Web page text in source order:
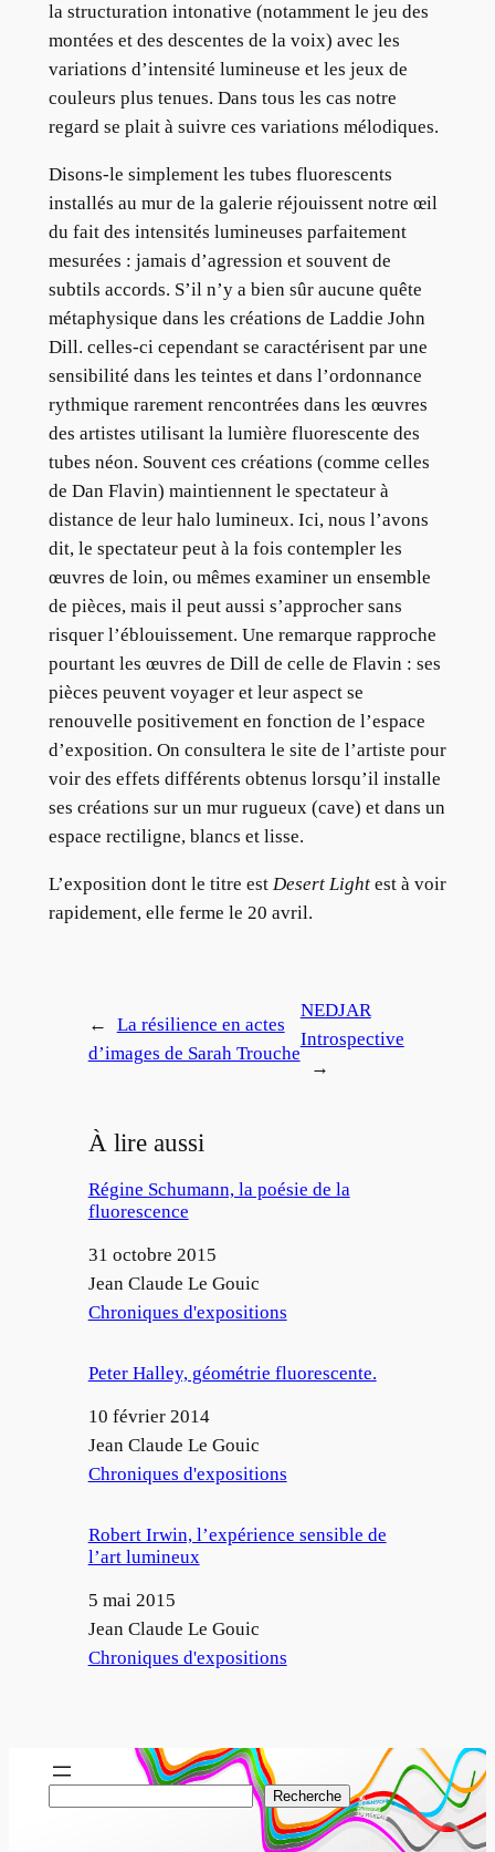
la structuration intonative (notamment le jeu des
montées et des descentes de la voix) avec les
variations d’intensité lumineuse et les jeux de
couleurs plus tenues. Dans tous les cas notre
regard se plait à suivre ces variations mélodiques.
Disons-le simplement les tubes fluorescents
installés au mur de la galerie réjouissent notre œil
du fait des intensités lumineuses parfaitement
mesurées : jamais d’agression et souvent de
subtils accords. S’il n’y a bien sûr aucune quête
métaphysique dans les créations de Laddie John
Dill. celles-ci cependant se caractérisent par une
sensibilité dans les teintes et dans l’ordonnance
rythmique rarement rencontrées dans les œuvres
des artistes utilisant la lumière fluorescente des
tubes néon. Souvent ces créations (comme celles
de Dan Flavin) maintiennent le spectateur à
distance de leur halo lumineux. Ici, nous l’avons
dit, le spectateur peut à la fois contempler les
œuvres de loin, ou mêmes examiner un ensemble
de pièces, mais il peut aussi s’approcher sans
risquer l’éblouissement. Une remarque rapproche
pourtant les œuvres de Dill de celle de Flavin : ses
pièces peuvent voyager et leur aspect se
renouvelle positivement en fonction de l’espace
d’exposition. On consultera le site de l’artiste pour
voir des effets différents obtenus lorsqu’il installe
ses créations sur un mur rugueux (cave) et dans un
espace rectiligne, blancs et lisse.
L’exposition dont le titre est Desert Lightest à voir
rapidement, elle ferme le 20 avril.
←
La résilience en actes
d’images de Sarah Trouche
NEDJAR
Introspective
→
À lire aussi
Régine Schumann, la poésie de la
fluorescence
Date
31 octobre 2015
Auteur
Jean Claude Le Gouic
Par rapport à
Chroniques d'expositions
Peter Halley, géométrie fluorescente.
Date
10 février 2014
Auteur
Jean Claude Le Gouic
Par rapport à
Chroniques d'expositions
Robert Irwin, l’expérience sensible de
l’art lumineux
Date
5 mai 2015
Auteur
Jean Claude Le Gouic
Par rapport à
Chroniques d'expositions
Recherche